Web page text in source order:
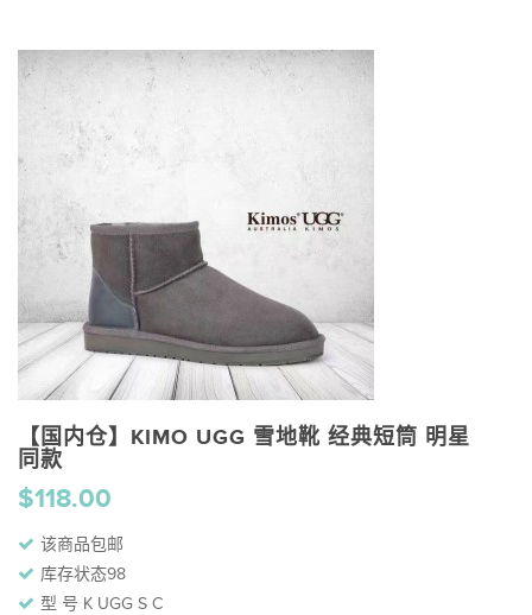
【国内仓】KIMO UGG 雪地靴 经典短筒 明星
同款
$118.00
该商品包邮
库存状态98
型 号 K UGG S C